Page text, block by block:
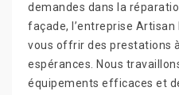
demandes dans la
façade, l’entreprise
vous offrir des prestations
espérances. Nous
équipements efficaces et